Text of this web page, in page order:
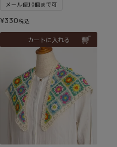
メール便10個まで可
¥330税込
カートに入れる